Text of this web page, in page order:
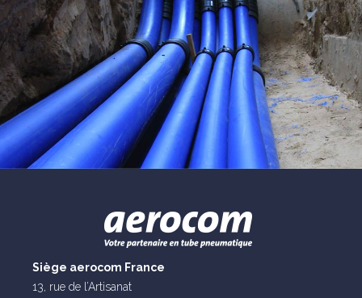
Siège aerocom France
13, rue de l’Artisanat